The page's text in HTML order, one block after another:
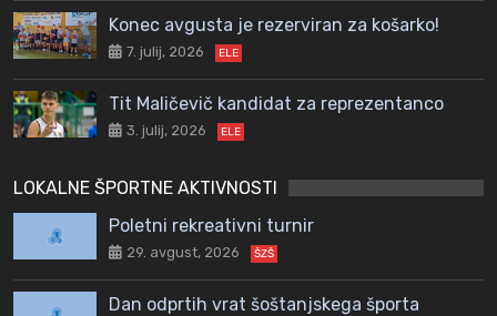
Konec avgusta je rezerviran za košarko!
7. julij, 2026 ELE
Tit Maličevič kandidat za reprezentanco
3. julij, 2026 ELE
LOKALNE ŠPORTNE AKTIVNOSTI
Poletni rekreativni turnir
29. avgust, 2026 ŠZŠ
Dan odprtih vrat šoštanjskega športa